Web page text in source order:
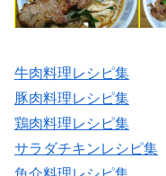
牛肉料理レシピ集
豚肉料理レシピ集
鶏肉料理レシピ集
サラダチキンレシピ集